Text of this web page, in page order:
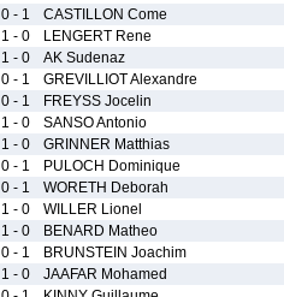
0 - 1 CASTILLON Come
1 - 0 LENGERT Rene
1 - 0 AK Sudenaz
0 - 1 GREVILLIOT Alexandre
0 - 1 FREYSS Jocelin
1 - 0 SANSO Antonio
1 - 0 GRINNER Matthias
0 - 1 PULOCH Dominique
0 - 1 WORETH Deborah
1 - 0 WILLER Lionel
1 - 0 BENARD Matheo
0 - 1 BRUNSTEIN Joachim
1 - 0 JAAFAR Mohamed